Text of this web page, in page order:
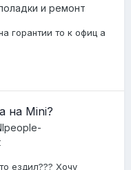
и ремонт
горантии то к офиц а
на Mini?
ездил??? Хочу